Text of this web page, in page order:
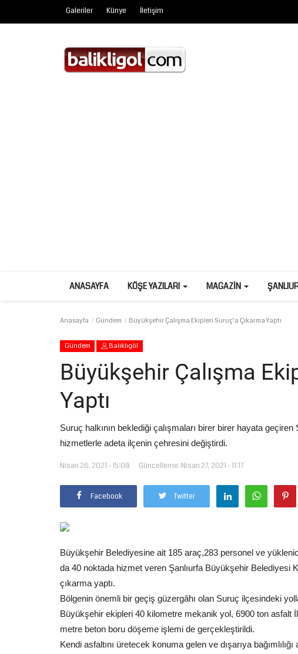
Galeriler Künye İletişim
ANASAYFA KÖŞE YAZILARI MAGAZIN
Anasayfa Gündem Büyükşehir Çalışma Ekipleri Suruç’a Çıkarma Yaptı
Gündem Balıklıgöl
Büyükşehir Çalışma
Yaptı
Suruç halkının beklediği çalışmaları birer birer hayata
hizmetlerle adeta ilçenin çehresini değiştirdi.
Nisan 26, 2021 - 15:08 Güncelleme: Nisan 27, 2021 - 11:17
Facebook Twitter
Büyükşehir Belediyesine ait 185 araç,283 personel ve
da 40 noktada hizmet veren Şanlıurfa Büyükşehir Belediyesi
çıkarma yaptı.
Bölgenin önemli bir geçiş güzergâhı olan Suruç ilçesindeki
Büyükşehir ekipleri 40 kilometre mekanik yol, 6900 ton asfalt
metre beton boru döşeme işlemi de gerçekleştirildi.
Kendi asfaltını üretecek konuma gelen ve dışarıya